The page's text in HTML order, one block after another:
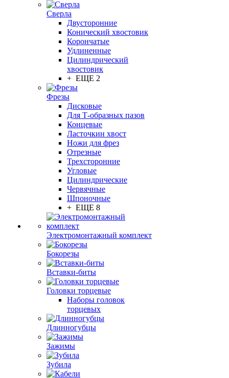
Сверла
Двусторонние
Конический хвостовик
Корончатые
Удлиненные
Цилиндрический
хвостовик
+ ЕЩЕ 2
Фрезы
Дисковые
Для Т-образных пазов
Концевые
Ласточкин хвост
Ножи для фрез
Отрезные
Трехсторонние
Угловые
Цилиндрические
Червячные
Шпоночные
+ ЕЩЕ 8
Электромонтажный комплект
Бокорезы
Вставки-биты
Головки торцевые
Наборы головок
торцевых
Длинногубцы
Зажимы
Зубила